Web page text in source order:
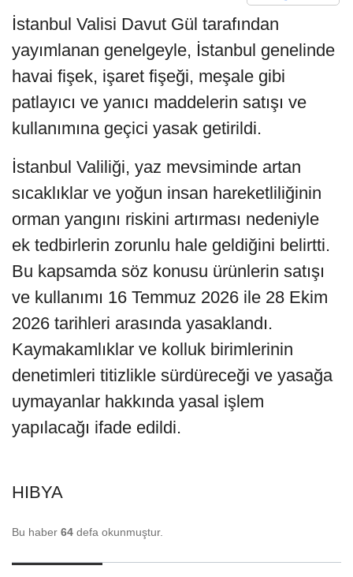
İstanbul Valisi Davut Gül tarafından
yayımlanan genelgeyle, İstanbul genelinde
havai fişek, işaret fişeği, meşale gibi
patlayıcı ve yanıcı maddelerin satışı ve
kullanımına geçici yasak getirildi.
İstanbul Valiliği, yaz mevsiminde artan
sıcaklıklar ve yoğun insan hareketliliğinin
orman yangını riskini artırması nedeniyle
ek tedbirlerin zorunlu hale geldiğini belirtti.
Bu kapsamda söz konusu ürünlerin satışı
ve kullanımı 16 Temmuz 2026 ile 28 Ekim
2026 tarihleri arasında yasaklandı.
Kaymakamlıklar ve kolluk birimlerinin
denetimleri titizlikle sürdüreceği ve yasağa
uymayanlar hakkında yasal işlem
yapılacağı ifade edildi.
HIBYA
Bu haber 64 defa okunmuştur.